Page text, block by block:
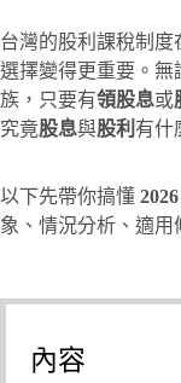
台灣的股利課稅制
選擇變得更重要。無
族，只要有領股息或
究竟股息與股利 有什
以下先帶你搞懂
象、情況分析、適用
內容